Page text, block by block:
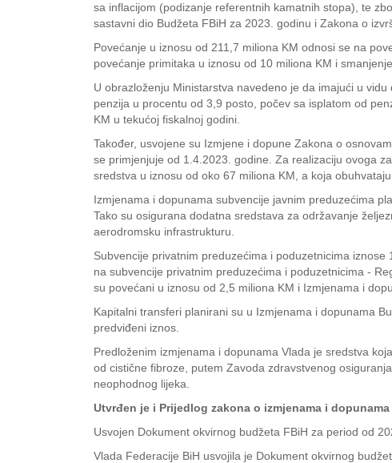
sa inflacijom (podizanje referentnih kamatnih stopa), te
sastavni dio Budžeta FBiH za 2023. godinu i Zakona o
Povećanje u iznosu od 211,7 miliona KM odnosi se na
povećanje primitaka u iznosu od 10 miliona KM i
U obrazloženju Ministarstva navedeno je da imajući u
penzija u procentu od 3,9 posto, počev sa isplatom od
KM u tekućoj fiskalnoj godini.
Također, usvojene su Izmjene i dopune Zakona o
se primjenjuje od 1.4.2023. godine. Za realizaciju ovoga
sredstva u iznosu od oko 67 miliona KM, a koja
Izmjenama i dopunama subvencije javnim preduzećima
Tako su osigurana dodatna sredstava za održavanje
aerodromsku infrastrukturu.
Subvencije privatnim preduzećima i poduzetnicima
na subvencije privatnim preduzećima i poduzetnicima -
su povećani u iznosu od 2,5 miliona KM i Izmjenama i
Kapitalni transferi planirani su u Izmjenama i dopunama
predviđeni iznos.
Predloženim izmjenama i dopunama Vlada je sredstva
od cistične fibroze, putem Zavoda zdravstvenog
neophodnog lijeka.
Utvrđen je i Prijedlog zakona o izmjenama i
Usvojen Dokument okvirnog budžeta FBiH za period od
Vlada Federacije BiH usvojila je Dokument okvirnog